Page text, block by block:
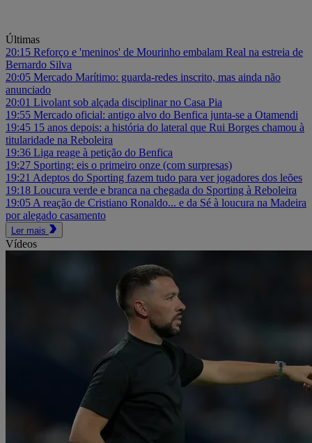
Últimas
20:15 Reforço e 'meninos' de Mourinho embalam Real na estreia de
Bernardo Silva
20:05 Mercado Marítimo: guarda-redes inscrito, mas ainda não
anunciado
20:01 Livolant sob alçada disciplinar no Casa Pia
19:55 Mercado oficial: antigo alvo do Benfica junta-se a Otamendi
19:45 15 anos depois: a história do lateral que Rui Borges chamou à
titularidade na Reboleira
19:36 Liga reage à petição do Benfica
19:27 Sporting: eis o primeiro onze (com surpresas)
19:21 Adeptos do Sporting fazem tudo para ver jogadores dos leões
19:18 Loucura verde e branca na chegada do Sporting à Reboleira
19:05 A reação de Cristiano Ronaldo... e da Sé à loucura na Madeira
por alegado casamento
Ler mais
Vídeos